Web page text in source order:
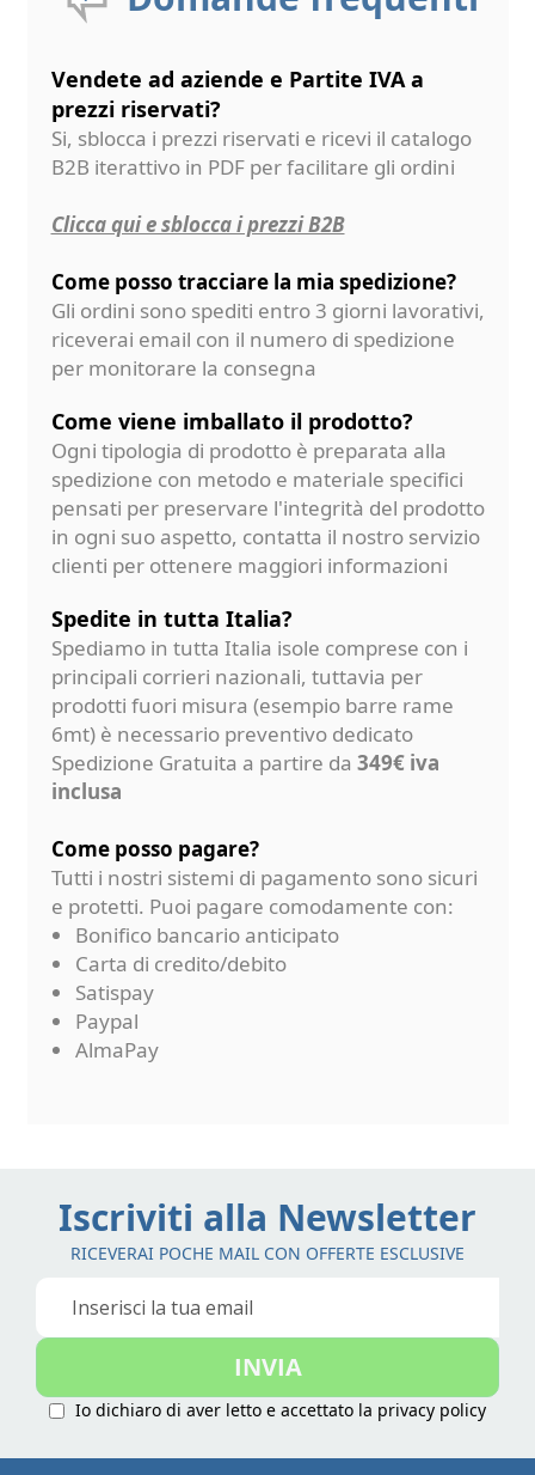
Vendete ad aziende e Partite IVA a
prezzi riservati?
Si, sblocca i prezzi riservati e ricevi il catalogo
B2B iterattivo in PDF per facilitare gli ordini
Clicca qui e sblocca i prezzi B2B
Come posso tracciare la mia spedizione?
Gli ordini sono spediti entro 3 giorni lavorativi,
riceverai email con il numero di spedizione
per monitorare la consegna
Come viene imballato il prodotto?
Ogni tipologia di prodotto è preparata alla
spedizione con metodo e materiale specifici
pensati per preservare l'integrità del prodotto
in ogni suo aspetto, contatta il nostro servizio
clienti per ottenere maggiori informazioni
Spedite in tutta Italia?
Spediamo in tutta Italia isole comprese con i
principali corrieri nazionali, tuttavia per
prodotti fuori misura (esempio barre rame
6mt) è necessario preventivo dedicato
Spedizione Gratuita a partire da 349€ iva
inclusa
Come posso pagare?
Tutti i nostri sistemi di pagamento sono sicuri
e protetti. Puoi pagare comodamente con:
Bonifico bancario anticipato
Carta di credito/debito
Satispay
Paypal
AlmaPay
Iscriviti alla Newsletter
RICEVERAI POCHE MAIL CON OFFERTE ESCLUSIVE
Iscriviti
nostra
INVIA
Io dichiaro di aver letto e accettato la privacy policy